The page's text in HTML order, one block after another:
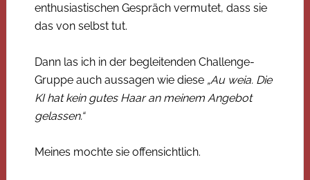
enthusiastischen Gespräch vermutet, dass sie
das von selbst tut.
Dann las ich in der begleitenden Challenge-
Gruppe auch aussagen wie diese „Au weia. Die
KI hat kein gutes Haar an meinem Angebot
gelassen.“
Meines mochte sie offensichtlich.